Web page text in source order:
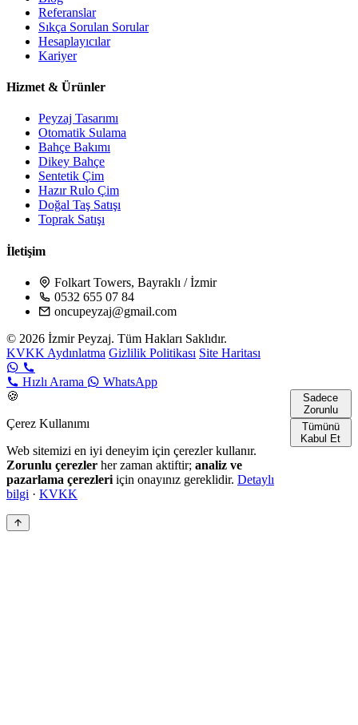
Referanslar
Sıkça Sorulan Sorular
Hesaplayıcılar
Kariyer
Hizmet & Ürünler
Peyzaj Tasarımı
Otomatik Sulama
Bahçe Bakımı
Dikey Bahçe
Sentetik Çim
Hazır Rulo Çim
Doğal Taş Satışı
Toprak Satışı
İletişim
Folkart Towers, Bayraklı / İzmir
0532 655 07 84
oncupeyzaj@gmail.com
© 2026 İzmir Peyzaj. Tüm Hakları Saklıdır.
KVKK Aydınlatma Gizlilik Politikası Site Haritası
Hızlı Arama
WhatsApp
🍪
Çerez Kullanımı
Web sitemizi en iyi deneyim için çerezler kullanır.
Zorunlu çerezler her zaman aktiftir; analiz ve
pazarlama çerezleri için onayınız gereklidir. Detaylı
bilgi · KVKK
Sadece
Zorunlu
Tümünü
Kabul Et